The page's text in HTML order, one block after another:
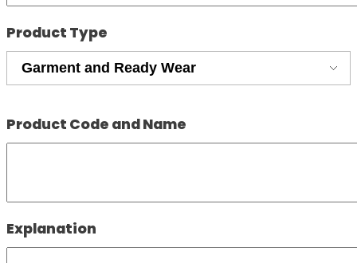
Product Type
Product Code and Name
Explanation